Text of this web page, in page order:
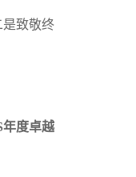
致敬终
年度卓越